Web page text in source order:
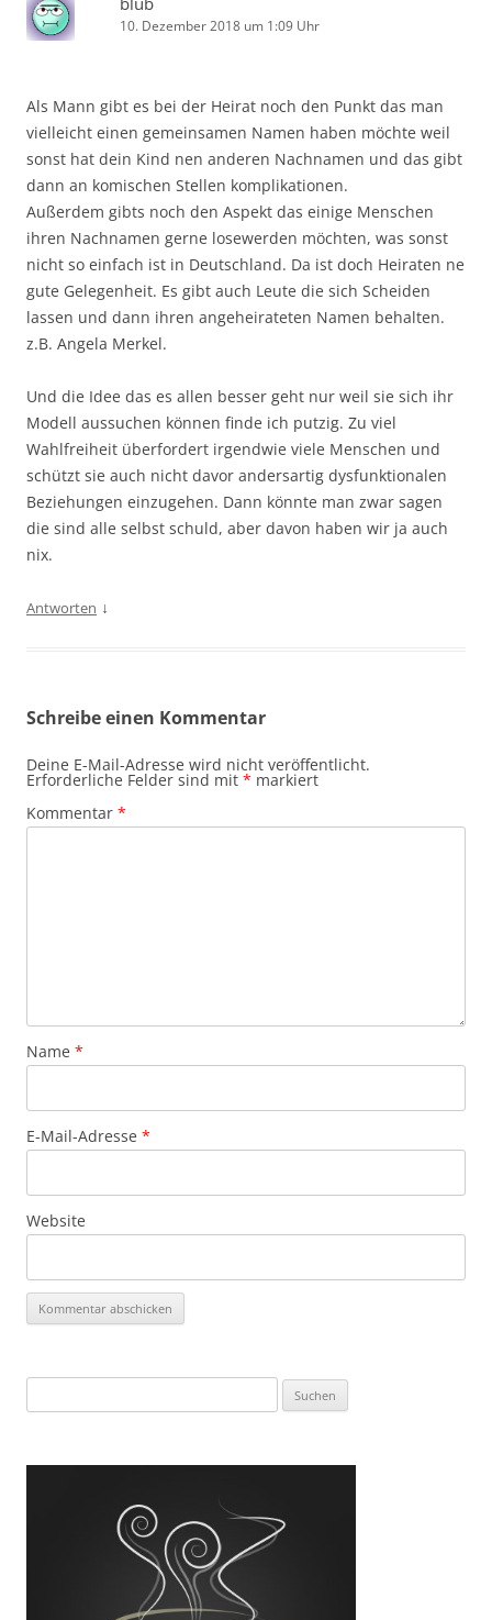
10. Dezember 2018 um 1:09 Uhr
Als Mann gibt es bei der Heirat noch den Punkt das man
vielleicht einen gemeinsamen Namen haben möchte weil
sonst hat dein Kind nen anderen Nachnamen und das gibt
dann an komischen Stellen komplikationen.
Außerdem gibts noch den Aspekt das einige Menschen
ihren Nachnamen gerne losewerden möchten, was sonst
nicht so einfach ist in Deutschland. Da ist doch Heiraten ne
gute Gelegenheit. Es gibt auch Leute die sich Scheiden
lassen und dann ihren angeheirateten Namen behalten.
z.B. Angela Merkel.
Und die Idee das es allen besser geht nur weil sie sich ihr
Modell aussuchen können finde ich putzig. Zu viel
Wahlfreiheit überfordert irgendwie viele Menschen und
schützt sie auch nicht davor andersartig dysfunktionalen
Beziehungen einzugehen. Dann könnte man zwar sagen
die sind alle selbst schuld, aber davon haben wir ja auch
nix.
Antworten ↓
Schreibe einen Kommentar
Deine E-Mail-Adresse wird nicht veröffentlicht.
Erforderliche Felder sind mit * markiert
Kommentar *
Name *
E-Mail-Adresse *
Website
nach: